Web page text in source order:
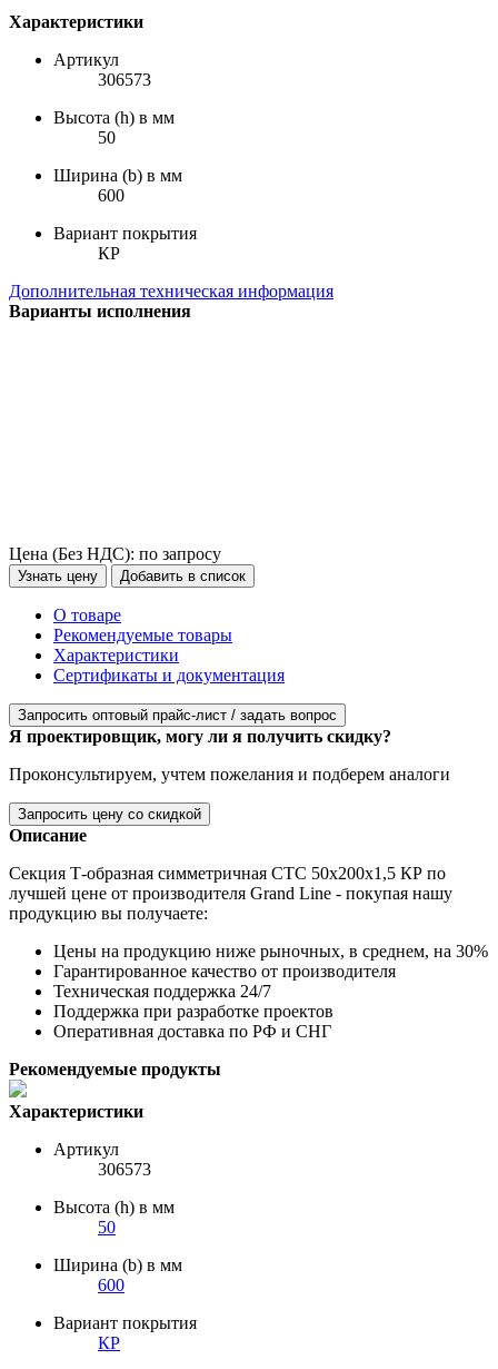
Характеристики
Артикул
306573
Высота (h) в мм
50
Ширина (b) в мм
600
Вариант покрытия
КР
Дополнительная техническая информация
Варианты исполнения
Цена (Без НДС): по запросу
Узнать цену Добавить в список
О товаре
Рекомендуемые товары
Характеристики
Сертификаты и документация
Запросить оптовый прайс-лист / задать вопрос
Я проектировщик, могу ли я получить скидку?
Проконсультируем, учтем пожелания и подберем аналоги
Запросить цену со скидкой
Описание
Секция Т-образная симметричная СТС 50х200х1,5 КР по
лучшей цене от производителя Grand Line - покупая нашу
продукцию вы получаете:
Цены на продукцию ниже рыночных, в среднем, на 30%
Гарантированное качество от производителя
Техническая поддержка 24/7
Поддержка при разработке проектов
Оперативная доставка по РФ и СНГ
Рекомендуемые продукты
Характеристики
Артикул
306573
Высота (h) в мм
50
Ширина (b) в мм
600
Вариант покрытия
КР